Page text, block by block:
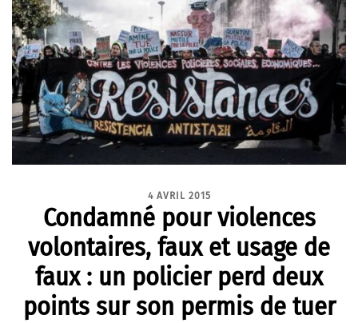
4 AVRIL 2015
Condamné pour violences
volontaires, faux et usage de
faux : un policier perd deux
points sur son permis de tuer